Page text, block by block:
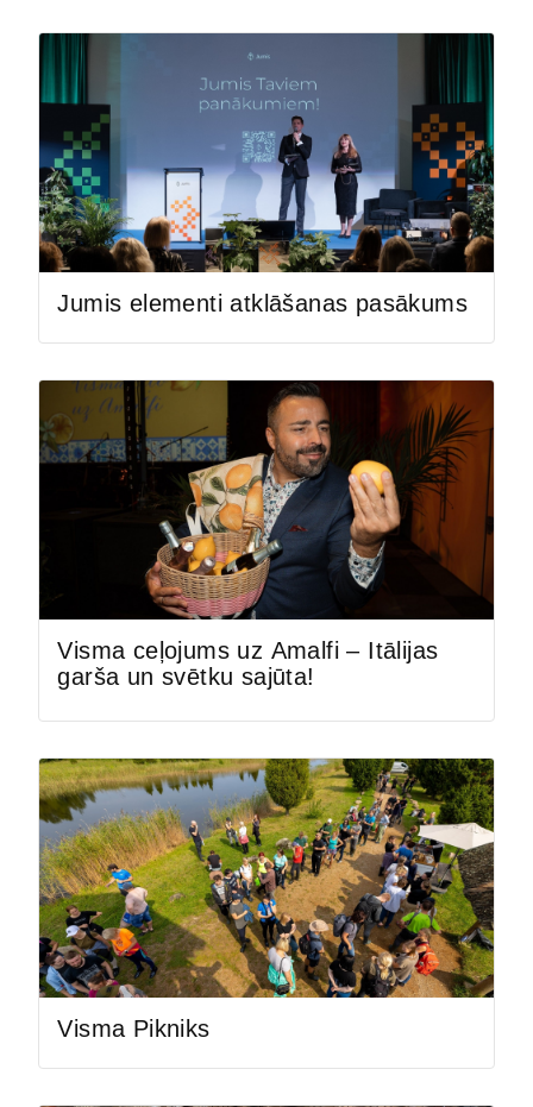
Jumis elementi atklāšanas pasākums
Visma ceļojums uz Amalfi – Itālijas
garša un svētku sajūta!
Visma Pikniks